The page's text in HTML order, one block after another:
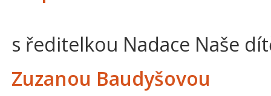
s ředitelkou Nadace Naše
Zuzanou Baudyšovou